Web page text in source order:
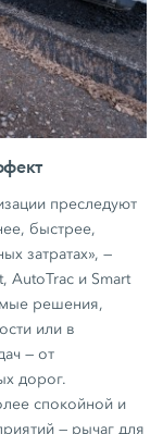
преследуют
быстрее,
затратах», —
AutoTrac и Smart
решения,
или в
— от
дорог.
спокойной и
— рычаг для